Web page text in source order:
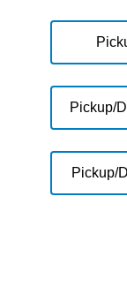
Pickup/
Pickup/